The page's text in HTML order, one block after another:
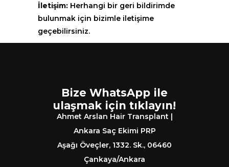
İletişim: Herhangi bir geri bildirimde
bulunmak için bizimle iletişime
geçebilirsiniz.
Bize WhatsApp ile
ulaşmak için tıklayın!
Ahmet Arslan Hair Transplant |
Ankara Saç Ekimi PRP
Aşağı Öveçler, 1332. Sk., 06460
Çankaya/Ankara